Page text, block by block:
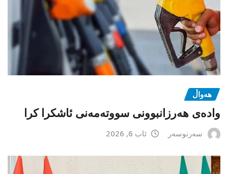
هەواڵ
وادەی هەرزانبوونی سووتەمەنی ئاشکرا کرا
سەرنوسەر ئاب 6, 2026